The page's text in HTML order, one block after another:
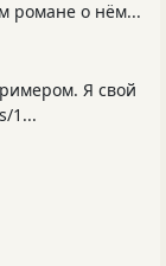
романе о нём...
Я свой
1...